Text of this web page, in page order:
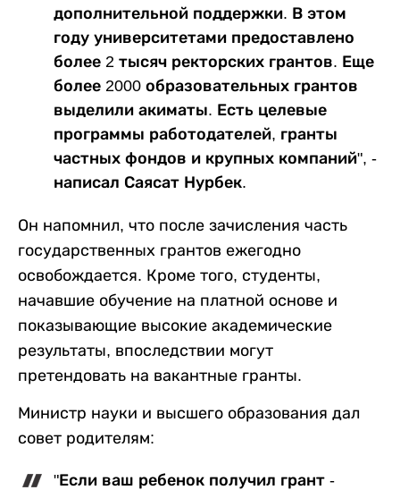
дополнительной поддержки. В этом
году университетами предоставлено
более 2 тысяч ректорских грантов. Еще
более 2000 образовательных грантов
выделили акиматы. Есть целевые
программы работодателей, гранты
частных фондов и крупных компаний", -
написал Саясат Нурбек.
Он напомнил, что после зачисления часть
государственных грантов ежегодно
освобождается. Кроме того, студенты,
начавшие обучение на платной основе и
показывающие высокие академические
результаты, впоследствии могут
претендовать на вакантные гранты.
Министр науки и высшего образования дал
совет родителям:
"Если ваш ребенок получил грант -